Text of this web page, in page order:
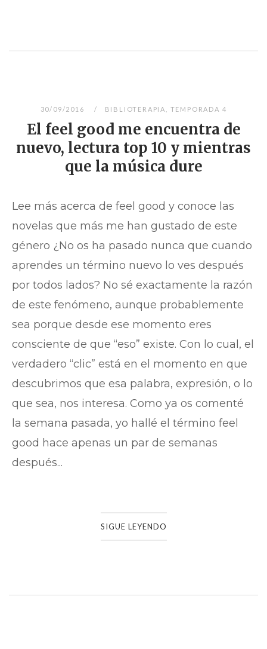
30/09/2016 BIBLIOTERAPIA TEMPORADA 4
El feel good me encuentra de
nuevo, lectura top 10 y mientras
que la música dure
Lee más acerca de feel good y conoce las
novelas que más me han gustado de este
género ¿No os ha pasado nunca que cuando
aprendes un término nuevo lo ves después
por todos lados? No sé exactamente la razón
de este fenómeno, aunque probablemente
sea porque desde ese momento eres
consciente de que “eso” existe. Con lo cual, el
verdadero “clic” está en el momento en que
descubrimos que esa palabra, expresión, o lo
que sea, nos interesa. Como ya os comenté
la semana pasada, yo hallé el término feel
good hace apenas un par de semanas
después...
SIGUE LEYENDO